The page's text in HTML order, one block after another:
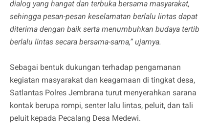
dialog yang hangat dan terbuka bersama masyarakat,
sehingga pesan-pesan keselamatan berlalu lintas dapat
diterima dengan baik serta menumbuhkan budaya tertib
berlalu lintas secara bersama-sama,” ujarnya.
Sebagai bentuk dukungan terhadap pengamanan
kegiatan masyarakat dan keagamaan di tingkat desa,
Satlantas Polres Jembrana turut menyerahkan sarana
kontak berupa rompi, senter lalu lintas, peluit, dan tali
peluit kepada Pecalang Desa Medewi.